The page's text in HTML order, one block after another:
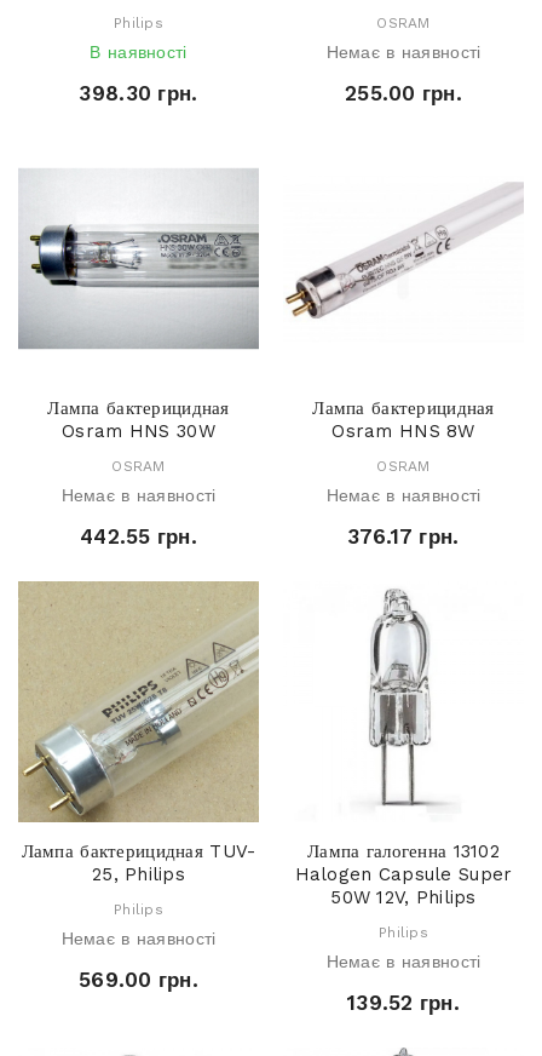
Philips
В наявності
398.30 грн.
OSRAM
Немає в наявності
255.00 грн.
Лампа бактерицидная
Osram HNS 30W
OSRAM
Немає в наявності
442.55 грн.
Лампа бактерицидная
Osram HNS 8W
OSRAM
Немає в наявності
376.17 грн.
Лампа бактерицидная TUV-
25, Philips
Philips
Немає в наявності
569.00 грн.
Лампа галогенна 13102
Halogen Capsule Super
50W 12V, Philips
Philips
Немає в наявності
139.52 грн.